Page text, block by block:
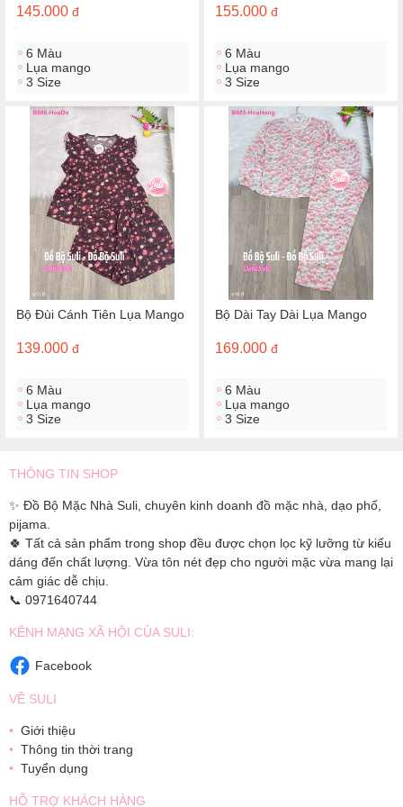
145.000 đ
6 Màu
Lụa mango
3 Size
155.000 đ
6 Màu
Lụa mango
3 Size
Bộ Đùi Cánh Tiên Lụa Mango
139.000 đ
6 Màu
Lụa mango
3 Size
Bộ Dài Tay Dài Lụa Mango
169.000 đ
6 Màu
Lụa mango
3 Size
THÔNG TIN SHOP
✨ Đồ Bộ Mặc Nhà Suli, chuyên kinh doanh đồ mặc nhà, dạo phố,
pijama.
🍀 Tất cả sản phẩm trong shop đều được chọn lọc kỹ lưỡng từ kiểu
dáng đến chất lượng. Vừa tôn nét đẹp cho người mặc vừa mang lại
cảm giác dễ chịu.
📞 0971640744
KÊNH MẠNG XÃ HỘI CỦA SULI:
Facebook
VỀ SULI
Giới thiệu
Thông tin thời trang
Tuyển dụng
HỖ TRỢ KHÁCH HÀNG